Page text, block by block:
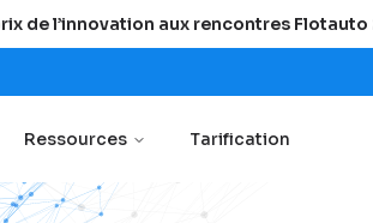
de l’innovation aux rencontres Flotauto
Ressources Tarification